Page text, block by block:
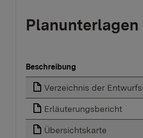
Planunterlagen
Beschreibung
Verzeichnis der
Erläuterungsbericht
Übersichtskarte